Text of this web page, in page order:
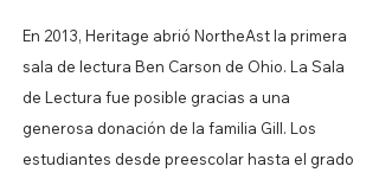
En 2013, Heritage abrió NortheAst la primera
sala de lectura Ben Carson de Ohio. La Sala
de Lectura fue posible gracias a una
generosa donación de la familia Gill. Los
estudiantes desde preescolar hasta el grado